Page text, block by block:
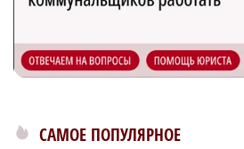
САМОЕ ПОПУЛЯРНОЕ